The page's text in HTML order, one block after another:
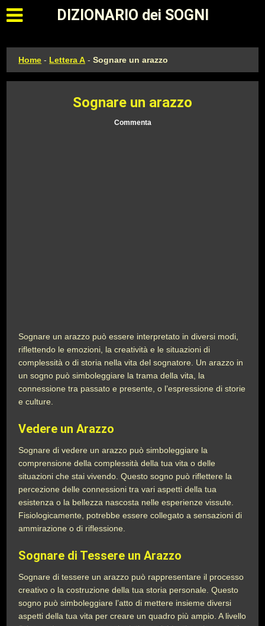
Apri il menu principale
DIZIONARIO dei SOGNI
Home - Lettera A -Sognare un arazzo
Sognare un arazzo
Commenta
Sognare un arazzo può essere interpretato in diversi modi,
riflettendo le emozioni, la creatività e le situazioni di
complessità o di storia nella vita del sognatore. Un arazzo in
un sogno può simboleggiare la trama della vita, la
connessione tra passato e presente, o l’espressione di storie
e culture.
Vedere un Arazzo
Sognare di vedere un arazzo può simboleggiare la
comprensione della complessità della tua vita o delle
situazioni che stai vivendo. Questo sogno può riflettere la
percezione delle connessioni tra vari aspetti della tua
esistenza o la bellezza nascosta nelle esperienze vissute.
Fisiologicamente, potrebbe essere collegato a sensazioni di
ammirazione o di riflessione.
Sognare di Tessere un Arazzo
Sognare di tessere un arazzo può rappresentare il processo
creativo o la costruzione della tua storia personale. Questo
sogno può simboleggiare l’atto di mettere insieme diversi
aspetti della tua vita per creare un quadro più ampio. A livello